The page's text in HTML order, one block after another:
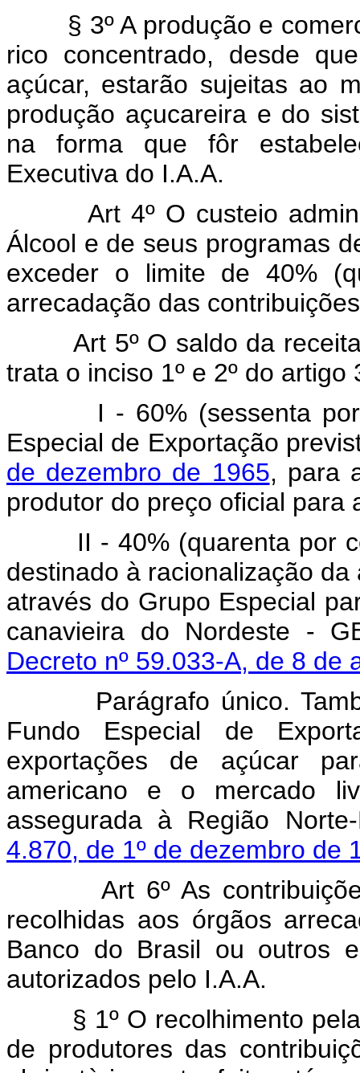
§ 3º A produção e
rico concentrado, desde
açúcar, estarão sujeitas ao
produção açucareira e do
na forma que fôr
Executiva do I.A.A.
Art 4º O custeio
Álcool e de seus programas
exceder o limite de 40%
arrecadação das
Art 5º O saldo da receita
trata o inciso 1º e 2º do artigo
I - 60% (sessenta por
Especial de Exportação
de dezembro de 1965, para
produtor do preço oficial para
II - 40% (quarenta por
destinado à racionalização
através do Grupo Especial
canavieira do Nordeste -
Decreto nº 59.033-A, de 8 de
Parágrafo único.
Fundo Especial de
exportações de açúcar
americano e o mercado
assegurada à Região
4.870, de 1º de dezembro de
Art 6º As
recolhidas aos órgãos
Banco do Brasil ou outros
autorizados pelo I.A.A.
§ 1º O recolhimento pelas
de produtores das